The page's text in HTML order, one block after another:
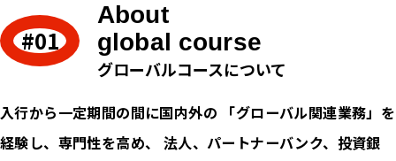
About
global course
グローバルコースについて
入行から一定期間の間に国内外の 「グローバル関連業務」を
経験し、専門性を高め、 法人、パートナーバンク、投資銀